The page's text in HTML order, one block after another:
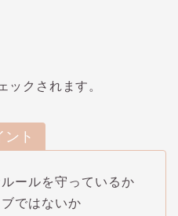
ックされます。
ト
ールを守っているか
ではないか